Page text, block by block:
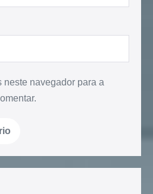
neste navegador para a